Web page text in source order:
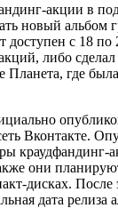
акции в
новый альбом
доступен с 18 по
либо
Планета, где
Вконтакте.
они
дисках. После
дата релиза